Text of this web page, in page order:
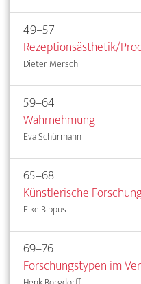
49–57
Rezeptionsästhetik/
Dieter Mersch
59–64
Wahrnehmung
Eva Schürmann
65–68
Künstlerische
Elke Bippus
69–76
Forschungstypen im